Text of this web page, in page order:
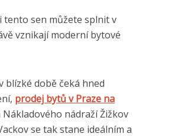
tento sen můžete splnit v
vznikají moderní bytové
době čeká hned
prodej bytů v Praze na
nádraží Žižkov
se tak stane ideálním a